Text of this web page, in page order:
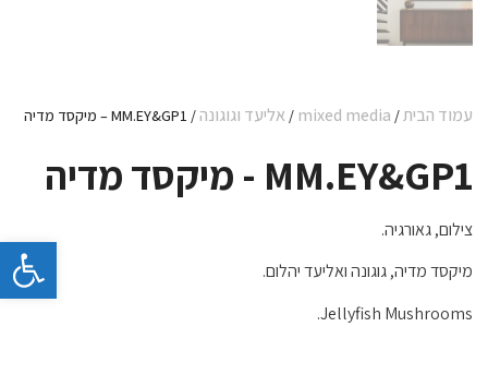
עמוד הבית/
mixed media
/ אליעד וגוגונה / MM.EY&GP1 – מיקסד מדיה
MM.EY&GP1 - מיקסד מדיה
צילום, גאורגיה.
מיקסד מדיה, גוגונה ואליעד יהלום.
Jellyfish Mushrooms.